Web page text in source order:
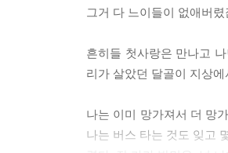
그거 다 느이들이 없애버
흔히들 첫사랑은 만나고
리가 살았던 달골이 지상
나는 이미 망가져서 더 망
나는 버스 타는 것도 잊고